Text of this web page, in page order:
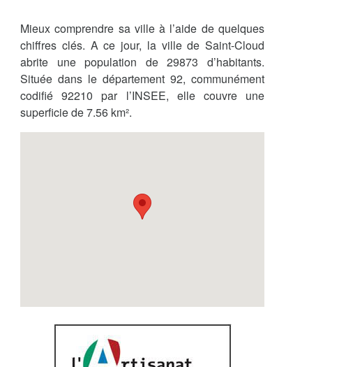
Mieux comprendre sa ville à l’aide de quelques
chiffres clés. A ce jour, la ville de Saint-Cloud
abrite une population de 29873 d’habitants.
Située dans le département 92, communément
codifié 92210 par l’INSEE, elle couvre une
superficie de 7.56 km².